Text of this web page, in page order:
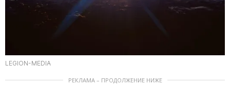
LEGION-MEDIA
РЕКЛАМА – ПРОДОЛЖЕНИЕ НИЖЕ